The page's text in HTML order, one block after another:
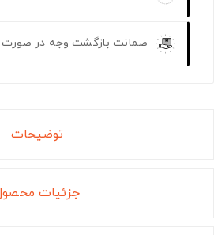
ضمانت بازگشت وجه در
توضیحات
جزئیات